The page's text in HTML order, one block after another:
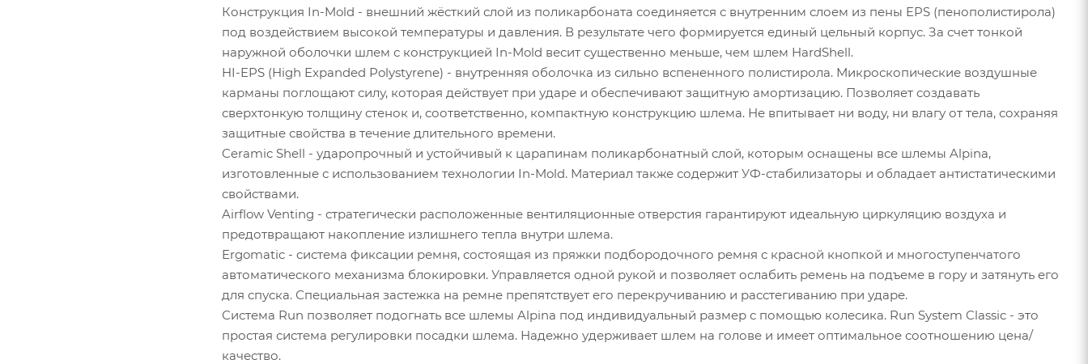
Конструкция In-Mold - внешний жёсткий слой из поликарбоната соединяется с внутренним слоем из пены EPS (пенополистирола)
под воздействием высокой температуры и давления. В результате чего формируется единый цельный корпус. За счет тонкой
наружной оболочки шлем с конструкцией In-Mold весит существенно меньше, чем шлем HardShell.
HI-EPS (High Expanded Polystyrene) - внутренняя оболочка из сильно вспененного полистирола. Микроскопические воздушные
карманы поглощают силу, которая действует при ударе и обеспечивают защитную амортизацию. Позволяет создавать
сверхтонкую толщину стенок и, соответственно, компактную конструкцию шлема. Не впитывает ни воду, ни влагу от тела, сохраняя
защитные свойства в течение длительного времени.
Ceramic Shell - ударопрочный и устойчивый к царапинам поликарбонатный слой, которым оснащены все шлемы Alpina,
изготовленные с использованием технологии In-Mold. Материал также содержит УФ-стабилизаторы и обладает антистатическими
свойствами.
Airflow Venting - стратегически расположенные вентиляционные отверстия гарантируют идеальную циркуляцию воздуха и
предотвращают накопление излишнего тепла внутри шлема.
Ergomatic - система фиксации ремня, состоящая из пряжки подбородочного ремня с красной кнопкой и многоступенчатого
автоматического механизма блокировки. Управляется одной рукой и позволяет ослабить ремень на подъеме в гору и затянуть его
для спуска. Специальная застежка на ремне препятствует его перекручиванию и расстегиванию при ударе.
Система Run позволяет подогнать все шлемы Alpina под индивидуальный размер с помощью колесика. Run System Classic - это
простая система регулировки посадки шлема. Надежно удерживает шлем на голове и имеет оптимальное соотношению цена/
качество.